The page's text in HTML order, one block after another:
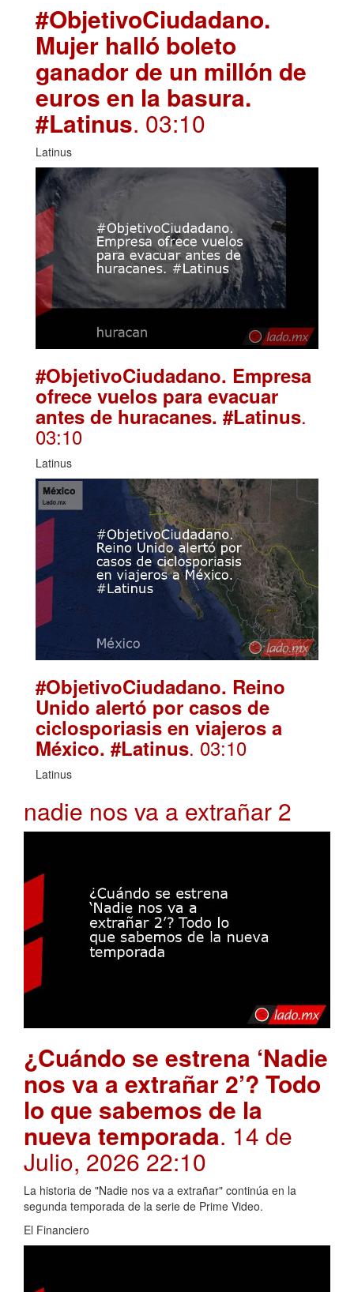
#ObjetivoCiudadano.
Mujer halló boleto
ganador de un millón de
euros en la basura.
#Latinus. 03:10
Latinus
#ObjetivoCiudadano. Empresa
ofrece vuelos para evacuar
antes de huracanes. #Latinus.
03:10
Latinus
#ObjetivoCiudadano. Reino
Unido alertó por casos de
ciclosporiasis en viajeros a
México. #Latinus. 03:10
Latinus
nadie nos va a extrañar 2
¿Cuándo se estrena ‘Nadie
nos va a extrañar 2’? Todo
lo que sabemos de la
nueva temporada. 14 de
Julio, 2026 22:10
La historia de "Nadie nos va a extrañar" continúa en la
segunda temporada de la serie de Prime Video.
El Financiero